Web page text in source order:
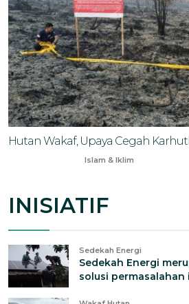
Hutan Wakaf, Upaya Cegah
Islam & Iklim
INISIATIF
Sedekah Energi
Sedekah Energi
solusi permasalahan